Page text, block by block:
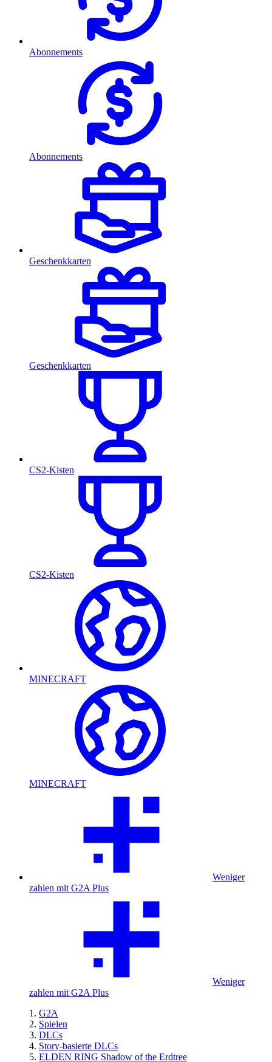
Abonnements
Abonnements
Geschenkkarten
Geschenkkarten
CS2-Kisten
CS2-Kisten
MINECRAFT
MINECRAFT
Weniger
zahlen mit G2A Plus
Weniger
zahlen mit G2A Plus
G2A
Spielen
DLCs
Story-basierte DLCs
ELDEN RING Shadow of the Erdtree